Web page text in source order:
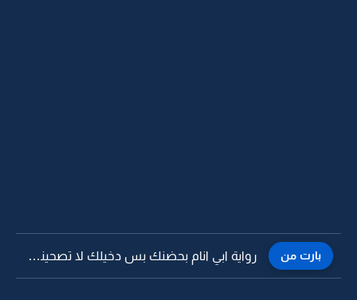
بارت من رواية ابي انام بحضنك بس دخيلك لا تصحيني -15